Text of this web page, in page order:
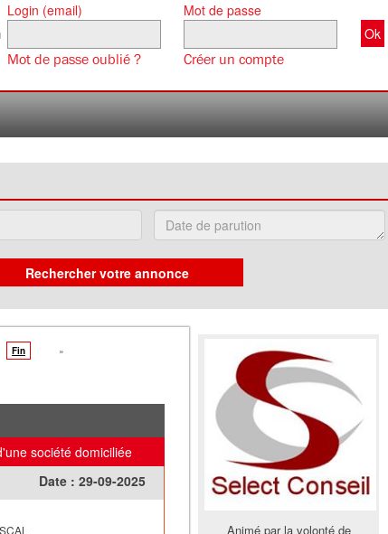
Login (email) Mot de passe
Mot de passe oublié ? Créer un compte
Animé par la volonté de
Fin »
société domiciliée
Date :29-09-2025